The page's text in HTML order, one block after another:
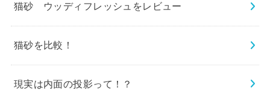
猫砂 ウッディフレッシュをレビュー
猫砂を比較！
現実は内面の投影って！？